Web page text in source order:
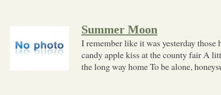
Summer Moon
I remember like it was yesterday those
candy apple kiss at the county fair A
the long way home To be alone,